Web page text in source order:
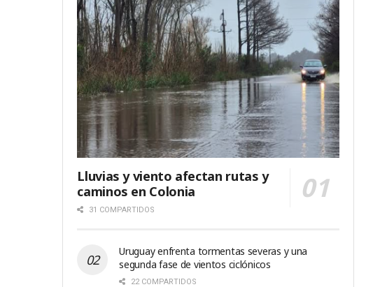
Lluvias y viento afectan rutas y
caminos en Colonia
31 COMPARTIDOS
Uruguay enfrenta tormentas severas y una
segunda fase de vientos ciclónicos
22 COMPARTIDOS